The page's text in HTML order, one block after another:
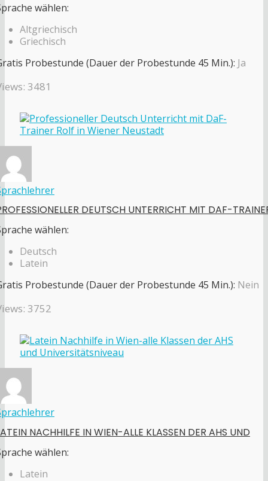
wählen:
Altgriechisch
Griechisch
Probestunde (Dauer der Probestunde 45 Min.): Ja
3481
DEUTSCH UNTERRICHT MIT DAF-
wählen:
Deutsch
Latein
Probestunde (Dauer der Probestunde 45 Min.): Nein
3752
NACHHILFE IN WIEN-ALLE KLASSEN DER AHS UND
wählen:
Latein